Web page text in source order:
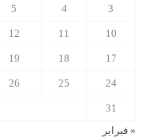
3
4
5
10
11
12
17
18
19
24
25
26
31
« فبراير